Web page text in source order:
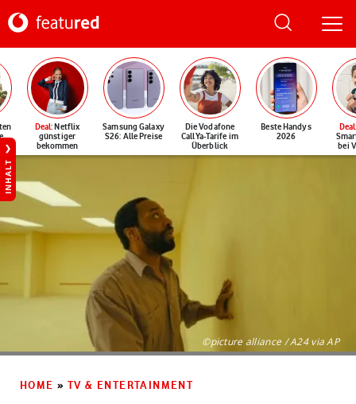
Deal: Netflix
günstiger
bekommen
Samsung Galaxy
S26: Alle Preise
Die Vodafone
CallYa-Tarife im
Überblick
Beste Handys
2026
Deal
bei
INHALT
©picture alliance / A24 via AP
HOME » TV & ENTERTAINMENT